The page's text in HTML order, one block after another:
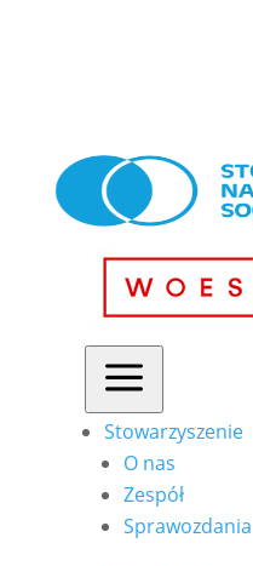
a
Stowarzyszenie
O nas
Zespół
Sprawozdania